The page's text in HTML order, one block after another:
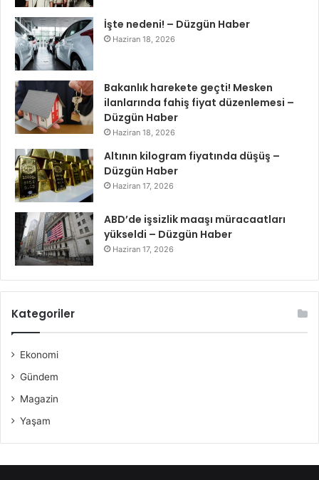
İşte nedeni! – Düzgün Haber
Haziran 18, 2026
Bakanlık harekete geçti! Mesken
ilanlarında fahiş fiyat düzenlemesi –
Düzgün Haber
Haziran 18, 2026
Altının kilogram fiyatında düşüş –
Düzgün Haber
Haziran 17, 2026
ABD’de işsizlik maaşı müracaatları
yükseldi – Düzgün Haber
Haziran 17, 2026
Kategoriler
Ekonomi
Gündem
Magazin
Yaşam